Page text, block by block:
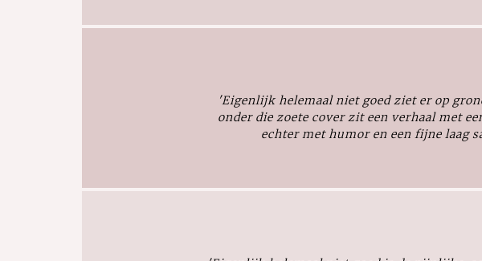
'Eigenlijk helemaal niet goedziet er op
onder die zoete cover zit een verhaal met
echter met humor en een fijne laag